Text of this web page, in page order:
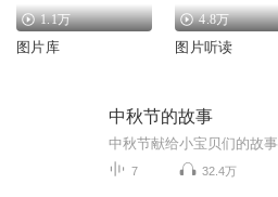
1.1万
图片库
4.8万
图片听读
中秋节的故事
中秋节献给小宝贝们的故事
7 32.4万